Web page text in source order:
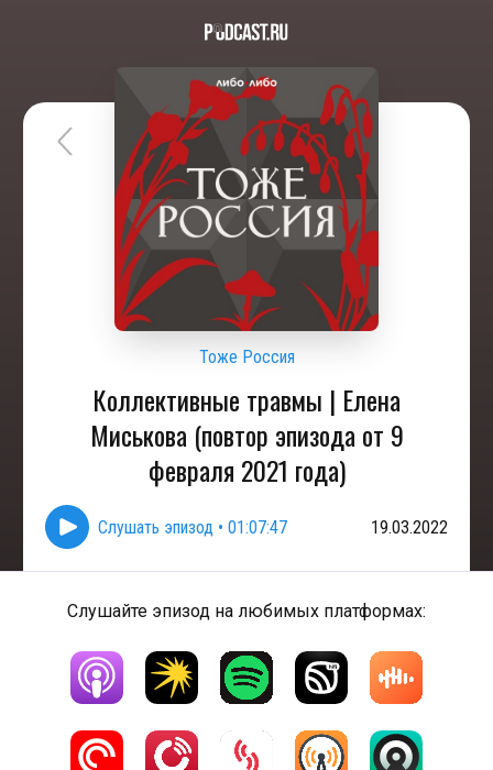
Тоже Россия
Коллективные травмы | Елена
Миськова (повтор эпизода от 9
февраля 2021 года)
Слушать эпизод • 01:07:47 19.03.2022
Слушайте эпизод на любимых платформах: